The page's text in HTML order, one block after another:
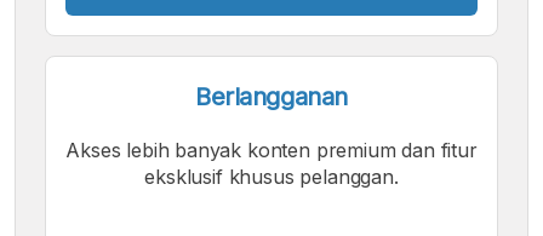
Berlangganan
Akses lebih banyak konten premium dan fitur
eksklusif khusus pelanggan.